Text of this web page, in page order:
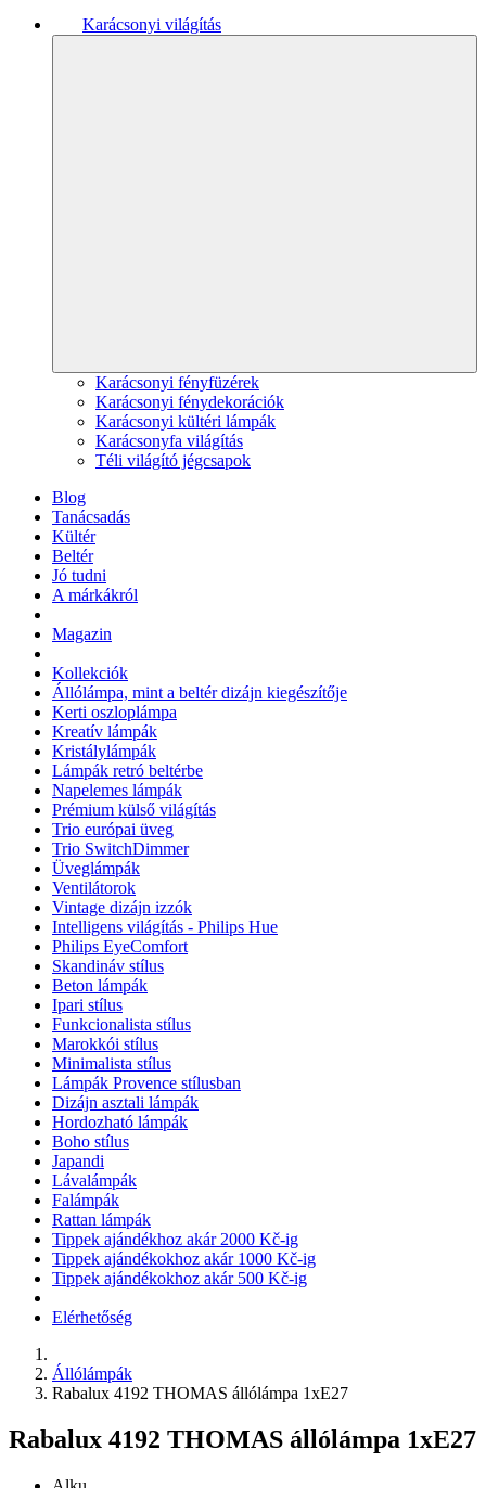
Karácsonyi világítás
Karácsonyi fényfüzérek
Karácsonyi fénydekorációk
Karácsonyi kültéri lámpák
Karácsonyfa világítás
Téli világító jégcsapok
Blog
Tanácsadás
Kültér
Beltér
Jó tudni
A márkákról
Magazin
Kollekciók
Állólámpa, mint a beltér dizájn kiegészítője
Kerti oszloplámpa
Kreatív lámpák
Kristálylámpák
Lámpák retró beltérbe
Napelemes lámpák
Prémium külső világítás
Trio európai üveg
Trio SwitchDimmer
Üveglámpák
Ventilátorok
Vintage dizájn izzók
Intelligens világítás - Philips Hue
Philips EyeComfort
Skandináv stílus
Beton lámpák
Ipari stílus
Funkcionalista stílus
Marokkói stílus
Minimalista stílus
Lámpák Provence stílusban
Dizájn asztali lámpák
Hordozható lámpák
Boho stílus
Japandi
Lávalámpák
Falámpák
Rattan lámpák
Tippek ajándékhoz akár 2000 Kč-ig
Tippek ajándékokhoz akár 1000 Kč-ig
Tippek ajándékokhoz akár 500 Kč-ig
Elérhetőség
Állólámpák
Rabalux 4192 THOMAS állólámpa 1xE27
Rabalux 4192 THOMAS állólámpa 1xE27